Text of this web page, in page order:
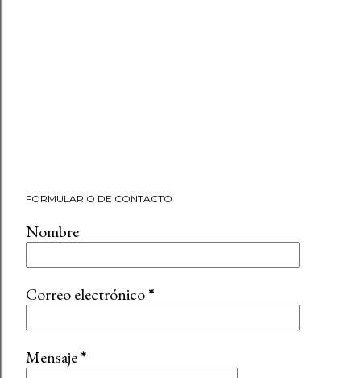
FORMULARIO DE CONTACTO
Nombre
Correo electrónico*
Mensaje*